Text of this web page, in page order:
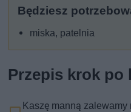
Będziesz
miska, patelnia
Przepis krok po
Kaszę manną